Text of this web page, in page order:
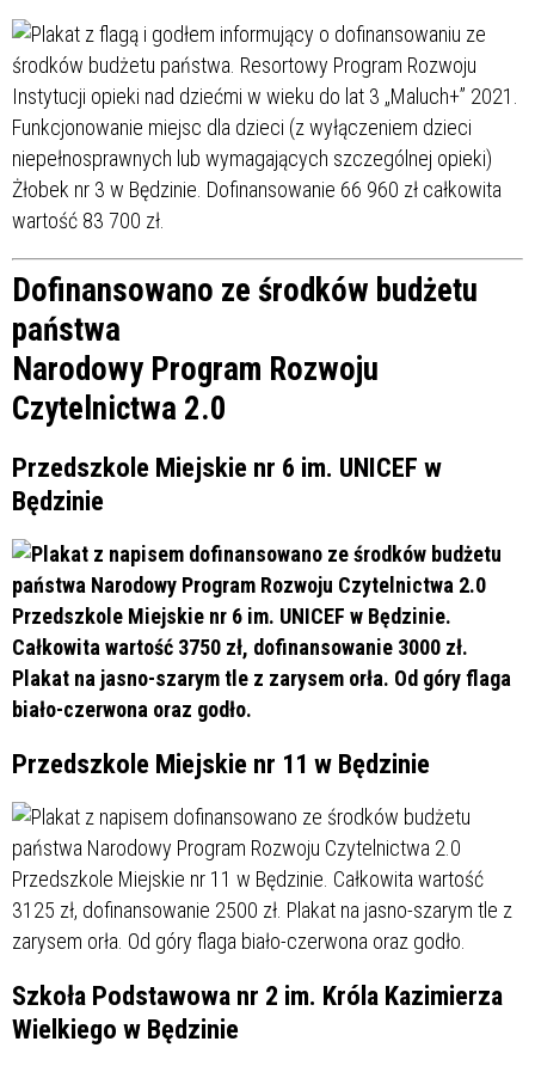
Dofinansowano ze środków budżetu
państwa
Narodowy Program Rozwoju
Czytelnictwa 2.0
Przedszkole Miejskie nr 6 im. UNICEF w
Będzinie
Przedszkole Miejskie nr 11 w Będzinie
Szkoła Podstawowa nr 2 im. Króla Kazimierza
Wielkiego w Będzinie